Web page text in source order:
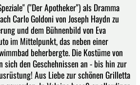
("Der Apotheker") als Dramma
Carlo Goldoni von Joseph Haydn zu
und dem Bühnenbild von Eva
im Mittelpunkt, das neben einer
beherbergte. Die Kostüme von
sich den Geschehnissen an - bis hin zur
Aus Liebe zur schönen Grilletta